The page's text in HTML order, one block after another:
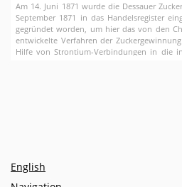
Am 14. Juni 1871 wurde die Dessauer
September 1871 in das Handelsregister
gegründet worden, um hier das von den
entwickelte Verfahren der
Hilfe von Strontium-Verbindungen in die
Wirtschaftsunternehmen unserer Stadt,
English